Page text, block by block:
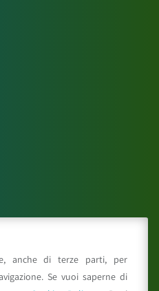
anche di terze parti, per
Se vuoi saperne di